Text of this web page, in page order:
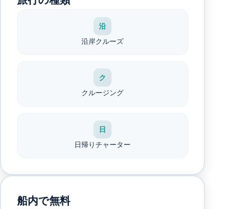
沿
沿岸クルーズ
ク
クルージング
日
日帰りチャーター
船内で無料